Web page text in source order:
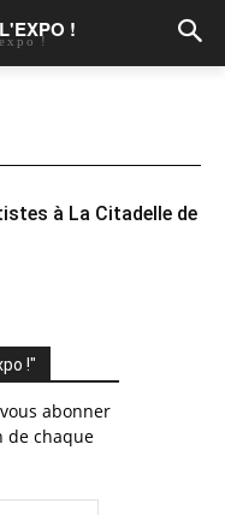
!
!
à La Citadelle de
!"
abonner
de chaque